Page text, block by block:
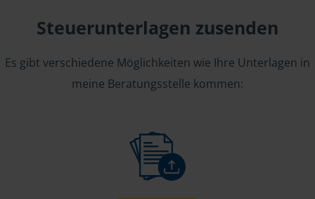
Steuerunterlagen zusenden
Es gibt verschiedene Möglichkeiten wie Ihre Unterlagen in
meine Beratungsstelle kommen: